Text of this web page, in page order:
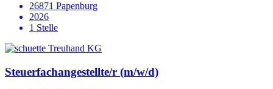
26871 Papenburg
2026
1 Stelle
Steuerfachangestellte/r (m/w/d)